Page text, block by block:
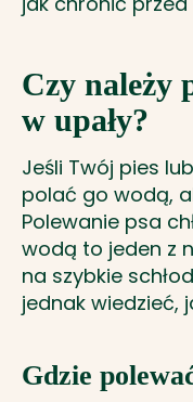
Czy należy
w upały?
Jeśli Twój pies
polać go wodą,
Polewanie psa
wodą to jeden z
na szybkie
jednak wiedzieć,
Gdzie